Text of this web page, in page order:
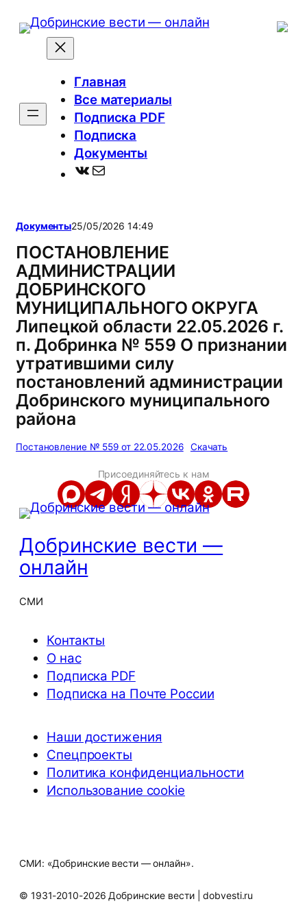
Перейти
содержимому
Главная
Все материалы
Подписка PDF
Подписка
Документы
ВКонтакте
Почта
Документы25/05/2026 14:49
ПОСТАНОВЛЕНИЕ
АДМИНИСТРАЦИИ
ДОБРИНСКОГО
МУНИЦИПАЛЬНОГО ОКРУГА
Липецкой области 22.05.2026 г.
п. Добринка № 559 О признании
утратившими силу
постановлений администрации
Добринского муниципального
района
Постановление № 559 от 22.05.2026 Скачать
Присоединяйтесь к нам
Добринские вести —
онлайн
СМИ
Контакты
О нас
Подписка PDF
Подписка на Почте России
Наши достижения
Спецпроекты
Политика конфиденциальности
Использование cookie
СМИ: «Добринские вести — онлайн».
© 1931-2010-2026 Добринские вести | dobvesti.ru